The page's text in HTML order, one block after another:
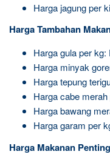
Harga jagung per
Harga Tambahan
Harga gula per kg:
Harga minyak
Harga tepung
Harga cabe
Harga bawang
Harga garam per
Harga Makanan